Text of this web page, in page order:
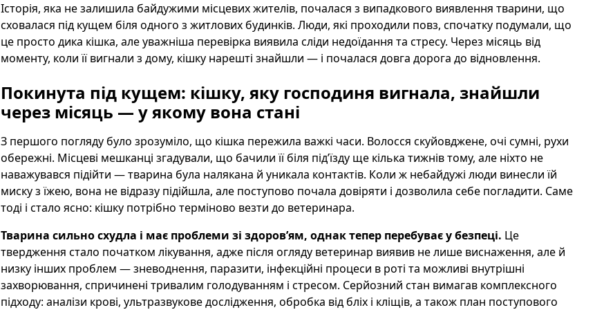
Історія, яка не залишила байдужими місцевих жителів, почалася з випадкового виявлення тварини, що
сховалася під кущем біля одного з житлових будинків. Люди, які проходили повз, спочатку подумали, що
це просто дика кішка, але уважніша перевірка виявила сліди недоїдання та стресу. Через місяць від
моменту, коли її вигнали з дому, кішку нарешті знайшли — і почалася довга дорога до відновлення.
Покинута під кущем: кішку, яку господиня вигнала, знайшли
через місяць — у якому вона стані
З першого погляду було зрозуміло, що кішка пережила важкі часи. Волосся скуйовджене, очі сумні, рухи
обережні. Місцеві мешканці згадували, що бачили її біля під’їзду ще кілька тижнів тому, але ніхто не
наважувався підійти — тварина була налякана й уникала контактів. Коли ж небайдужі люди винесли їй
миску з їжею, вона не відразу підійшла, але поступово почала довіряти і дозволила себе погладити. Саме
тоді і стало ясно: кішку потрібно терміново везти до ветеринара.
Тварина сильно схудла і має проблеми зі здоров’ям, однак тепер перебуває у безпеці. Це
твердження стало початком лікування, адже після огляду ветеринар виявив не лише виснаження, але й
низку інших проблем — зневоднення, паразити, інфекційні процеси в роті та можливі внутрішні
захворювання, спричинені тривалим голодуванням і стресом. Серйозний стан вимагав комплексного
підходу: аналізи крові, ультразвукове дослідження, обробка від бліх і кліщів, а також план поступового